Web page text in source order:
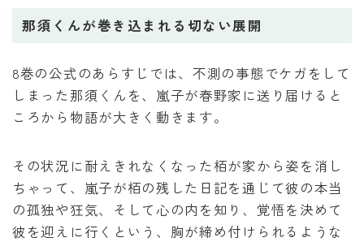
那須くんが巻き込まれる切ない展開
8巻の公式のあらすじでは、不測の事態でケガをして
しまった那須くんを、嵐子が春野家に送り届けると
ころから物語が大きく動きます。
その状況に耐えきれなくなった栢が家から姿を消し
ちゃって、嵐子が栢の残した日記を通じて彼の本当
の孤独や狂気、そして心の内を知り、覚悟を決めて
彼を迎えに行くという、胸が締め付けられるような